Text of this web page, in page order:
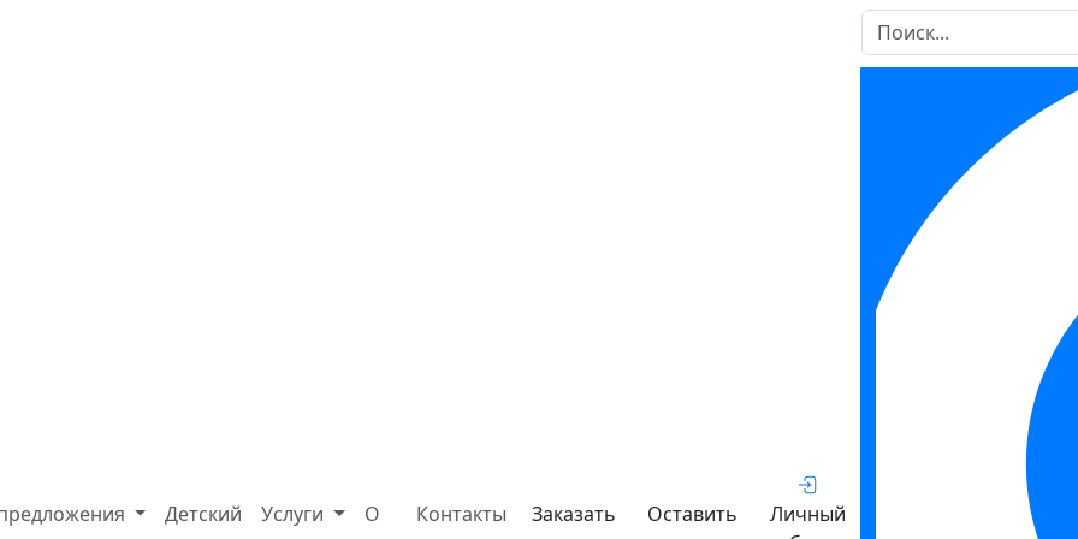
Детский
Услуги
О
Контакты
Заказать
Оставить
Личный